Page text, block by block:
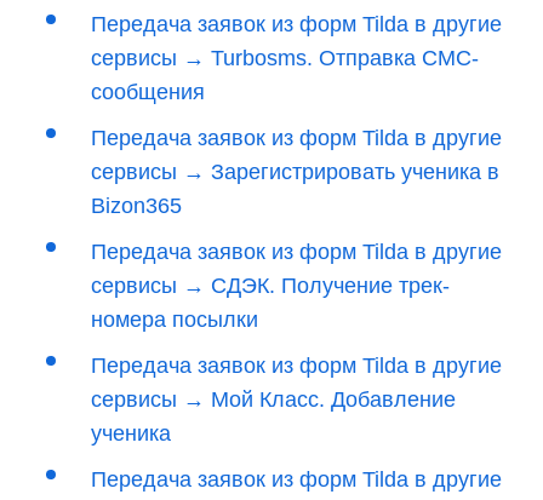
Передача заявок из форм Tilda в другие
сервисы → Turbosms. Отправка СМС-
сообщения
Передача заявок из форм Tilda в другие
сервисы → Зарегистрировать ученика в
Bizon365
Передача заявок из форм Tilda в другие
сервисы → СДЭК. Получение трек-
номера посылки
Передача заявок из форм Tilda в другие
сервисы → Мой Класс. Добавление
ученика
Передача заявок из форм Tilda в другие